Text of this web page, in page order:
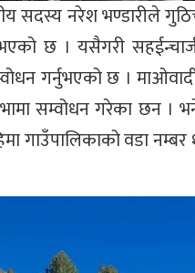
सदस्य नरेश भण्डारीले
छ । यसैगरी
गर्नुभएको छ ।
सम्वोधन गरेका छन ।
गाउँपालिकाको वडा